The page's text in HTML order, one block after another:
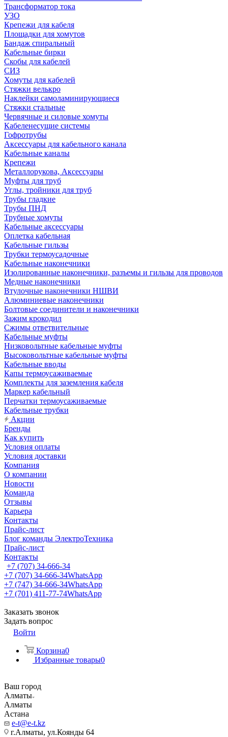
Трансформатор тока
УЗО
Крепежи для кабеля
Площадки для хомутов
Бандаж спиральный
Кабельные бирки
Cкобы для кабелей
СИЗ
Хомуты для кабелей
Стяжки велькро
Наклейки самоламинирующиеся
Стяжки стальные
Червячные и силовые хомуты
Кабеленесущие системы
Гофротрубы
Аксессуары для кабельного канала
Кабельные каналы
Крепежи
Металлорукова, Аксессуары
Муфты для труб
Углы, тройники для труб
Трубы гладкие
Трубы ПНД
Трубные хомуты
Кабельные аксессуары
Оплетка кабельная
Кабельные гильзы
Трубки термоусадочные
Кабельные наконечники
Изолированные наконечники, разъемы и гильзы для проводов
Медные наконечники
Втулочные наконечники НШВИ
Алюминиевые наконечники
Болтовые соединители и наконечники
Зажим крокодил
Сжимы ответвительные
Кабельные муфты
Низковольтные кабельные муфты
Высоковольтные кабельные муфты
Кабельные вводы
Капы термоусаживаемые
Комплекты для заземления кабеля
Маркер кабельный
Перчатки термоусаживаемые
Кабельные трубки
Акции
Бренды
Как купить
Условия оплаты
Условия доставки
Компания
О компании
Новости
Команда
Отзывы
Карьера
Контакты
Прайс-лист
Блог команды ЭлектроТехника
Прайс-лист
Контакты
+7 (707) 34-666-34
+7 (707) 34-666-34WhatsApp
+7 (747) 34-666-34WhatsApp
+7 (701) 411-77-74WhatsApp
Заказать звонок
Задать вопрос
Войти
Корзина0
Избранные товары0
Ваш город
Алматы
Алматы
Астана
e-t@e-t.kz
г.Алматы, ул.Коянды 64